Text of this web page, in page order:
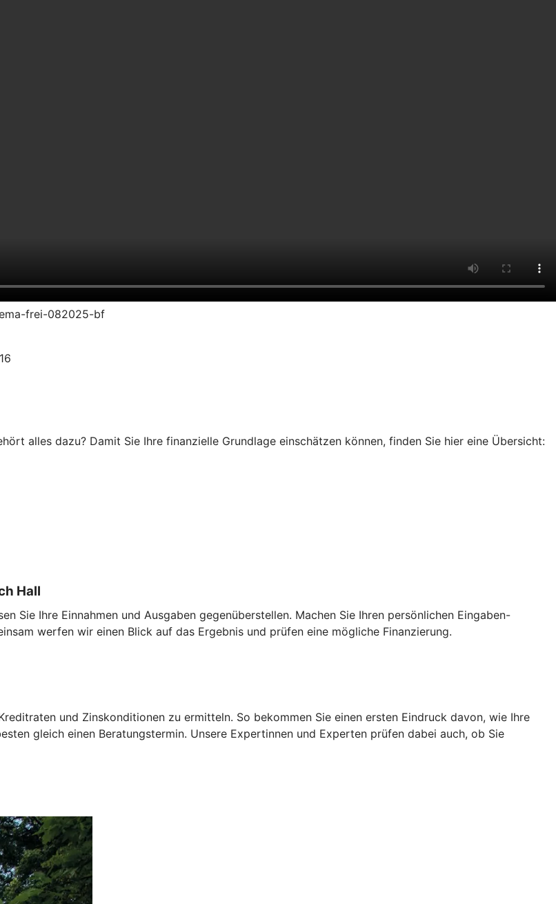
frei-082025-bf
alles dazu? Damit Sie Ihre finanzielle Grundlage einschätzen können, finden Sie hier eine Übersicht:
Hall
Sie Ihre Einnahmen und Ausgaben gegenüberstellen. Machen Sie Ihren persönlichen Eingaben-
werfen wir einen Blick auf das Ergebnis und prüfen eine mögliche Finanzierung.
und Zinskonditionen zu ermitteln. So bekommen Sie einen ersten Eindruck davon, wie Ihre
gleich einen Beratungstermin. Unsere Expertinnen und Experten prüfen dabei auch, ob Sie